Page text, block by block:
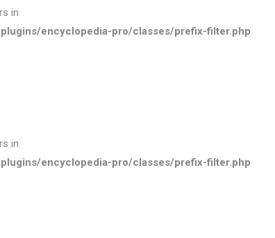
in
encyclopedia-pro/classes/prefix-filter.php
in
encyclopedia-pro/classes/prefix-filter.php